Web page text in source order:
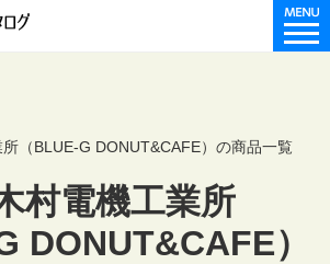
（BLUE-G DONUT&CAFE）の商品一覧
村電機工業所
DONUT&CAFE）